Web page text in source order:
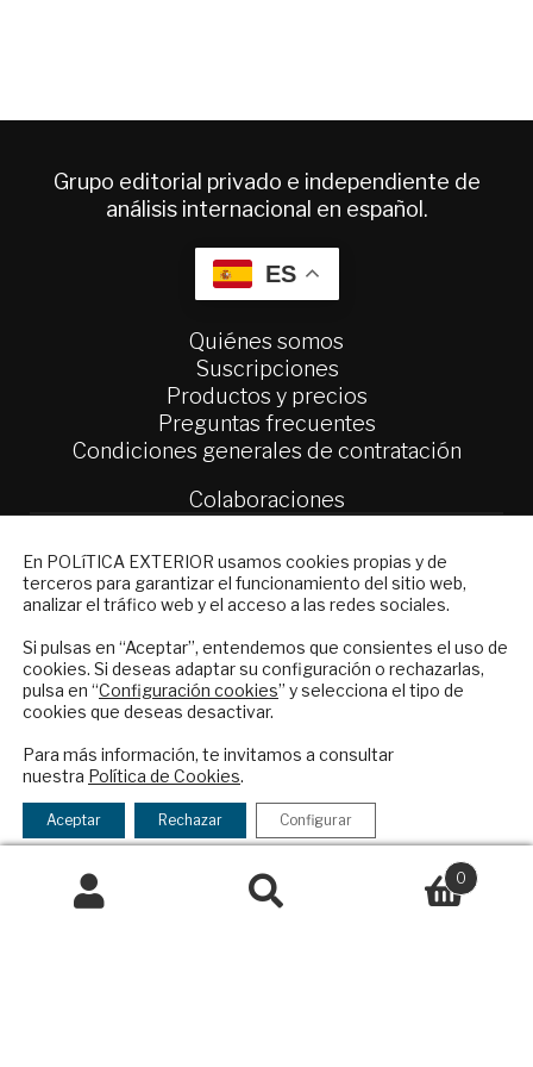
Grupo editorial privado e independiente de
análisis internacional en español.
ES
Quiénes somos
Suscripciones
Productos y precios
Preguntas frecuentes
Condiciones generales de contratación
Colaboraciones
Contacto
Política Exterior
Afkar/Ideas
© 2026 - Fundación Análisis de Política
Legal|Política de Privacidad y de Cookies
Buscar
0
Financiado por el Programa KIT Digital. Plan de
Recuperación, Transformación y Resiliencia de
En POLíTICA EXTERIOR usamos cookies propias y de
terceros para garantizar el funcionamiento del sitio web,
analizar el tráfico web y el acceso a las redes sociales.
Si pulsas en “Aceptar”, entendemos que consientes el uso de
cookies. Si deseas adaptar su configuración o rechazarlas,
pulsa en “Configuración cookies” y selecciona el tipo de
cookies que deseas desactivar.
Para más información, te invitamos a consultar
nuestra Política de Cookies.
Aceptar Rechazar Configurar
NEWSLETTER
Suscríbase a nuestro boletín electrónico y
reciba en su correo el mejor análisis
internacional en español.
Checkbox
acepto
la
política
de
política de privacidad